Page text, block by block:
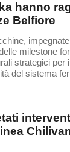
hanno
Belfiore
milestone
strategici per
del sistema